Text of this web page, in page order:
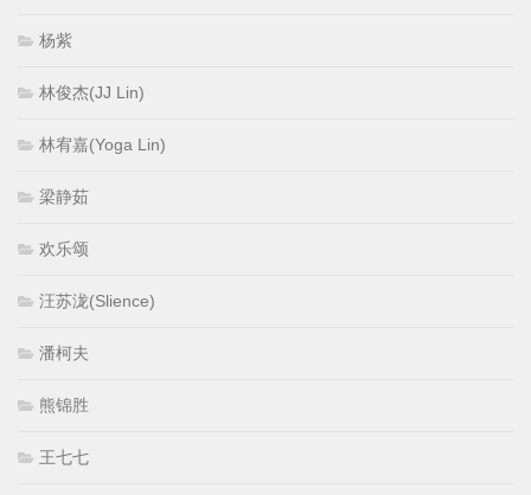
杨紫
林俊杰(JJ Lin)
林宥嘉(Yoga Lin)
梁静茹
欢乐颂
汪苏泷(Slience)
潘柯夫
熊锦胜
王七七